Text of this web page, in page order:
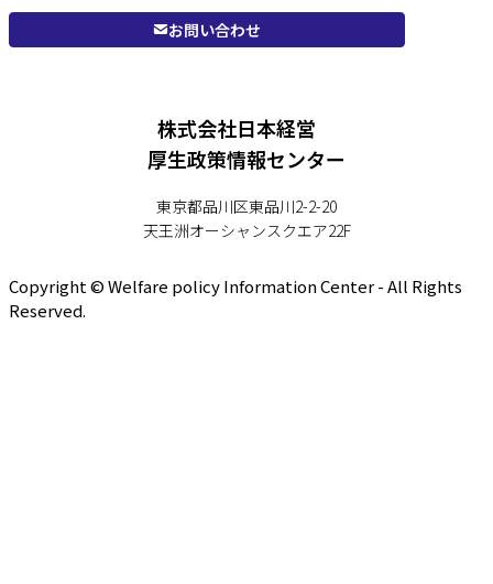
お問い合わせ
株式会社日本経営
厚生政策情報センター
東京都品川区東品川2-2-20
天王洲オーシャンスクエア22F
Copyright © Welfare policy Information Center - All Rights
Reserved.